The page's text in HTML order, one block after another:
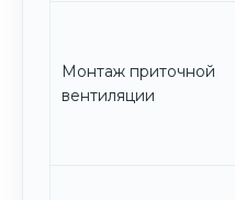
Монтаж приточной
вентиляции